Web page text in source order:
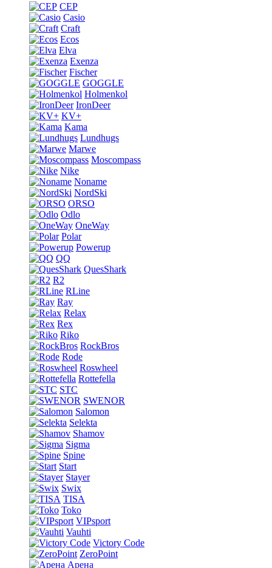
CEP
Casio
Craft
Ecos
Elva
Exenza
Fischer
GOGGLE
Holmenkol
IronDeer
KV+
Kama
Lundhugs
Marwe
Moscompass
Nike
Noname
NordSki
ORSO
Odlo
OneWay
Polar
Powerup
QQ
QuesShark
R2
RLine
Ray
Relax
Rex
Riko
RockBros
Rode
Roswheel
Rottefella
STC
SWENOR
Salomon
Selekta
Shamov
Sigma
Spine
Start
Stayer
Swix
TISA
Toko
VIPsport
Vauhti
Victory Code
ZeroPoint
Арена